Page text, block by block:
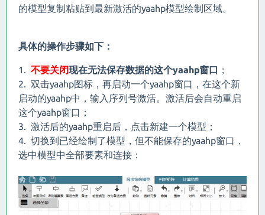
的模型复制粘贴到最新激活的yaahp模型绘制区域。
具体的操作步骤如下：
1. 不要关闭现在无法保存数据的这个yaahp窗口 ；
2. 双击yaahp图标，再启动一个yaahp窗口，在这个新
启动的yaahp中，输入序列号激活。激活后会自动重启
这个yaahp窗口；
3. 激活后的yaahp重启后，点击新建一个模型；
4. 切换到已经绘制了模型，但不能保存的yaahp窗口，
选中模型中全部要素和连接：